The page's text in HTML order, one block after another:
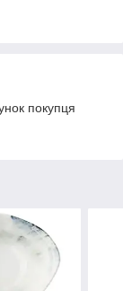
покупця